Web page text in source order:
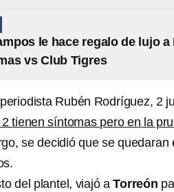
le hace regalo de lujo
vs Club Tigres
Rubén Rodríguez, 2
tienen síntomas pero en la
se decidió que se
del plantel, viajó aTorreón